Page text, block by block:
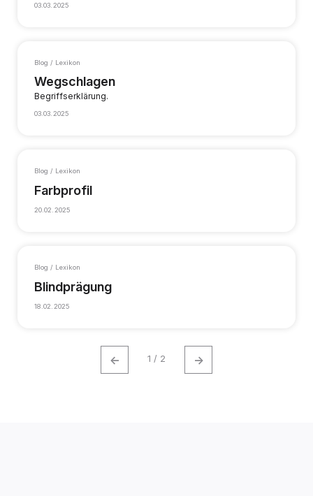
03.03.2025
Blog / Lexikon
Wegschlagen
Begriffserklärung.
03.03.2025
Blog / Lexikon
Farbprofil
20.02.2025
Blog / Lexikon
Blindprägung
18.02.2025
← 1 / 2 →